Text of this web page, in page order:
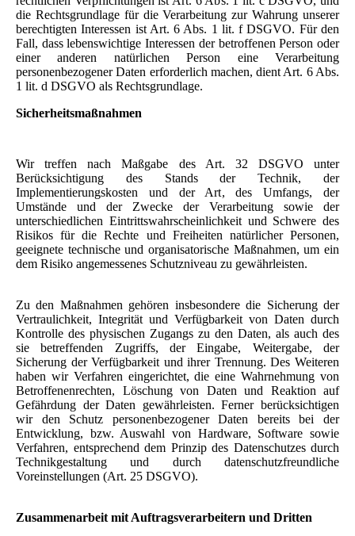
die Rechtsgrundlage für die Verarbeitung zur Wahrung unserer
berechtigten Interessen ist Art. 6 Abs. 1 lit. f DSGVO. Für den
Fall, dass lebenswichtige Interessen der betroffenen Person oder
einer anderen natürlichen Person eine Verarbeitung
personenbezogener Daten erforderlich machen, dient Art. 6 Abs.
1 lit. d DSGVO als Rechtsgrundlage.
Sicherheitsmaßnahmen
Wir treffen nach Maßgabe des Art. 32 DSGVO unter
Berücksichtigung des Stands der Technik, der
Implementierungskosten und der Art, des Umfangs, der
Umstände und der Zwecke der Verarbeitung sowie der
unterschiedlichen Eintrittswahrscheinlichkeit und Schwere des
Risikos für die Rechte und Freiheiten natürlicher Personen,
geeignete technische und organisatorische Maßnahmen, um ein
dem Risiko angemessenes Schutzniveau zu gewährleisten.
Zu den Maßnahmen gehören insbesondere die Sicherung der
Vertraulichkeit, Integrität und Verfügbarkeit von Daten durch
Kontrolle des physischen Zugangs zu den Daten, als auch des
sie betreffenden Zugriffs, der Eingabe, Weitergabe, der
Sicherung der Verfügbarkeit und ihrer Trennung. Des Weiteren
haben wir Verfahren eingerichtet, die eine Wahrnehmung von
Betroffenenrechten, Löschung von Daten und Reaktion auf
Gefährdung der Daten gewährleisten. Ferner berücksichtigen
wir den Schutz personenbezogener Daten bereits bei der
Entwicklung, bzw. Auswahl von Hardware, Software sowie
Verfahren, entsprechend dem Prinzip des Datenschutzes durch
Technikgestaltung und durch datenschutzfreundliche
Voreinstellungen (Art. 25 DSGVO).
Zusammenarbeit mit Auftragsverarbeitern und Dritten